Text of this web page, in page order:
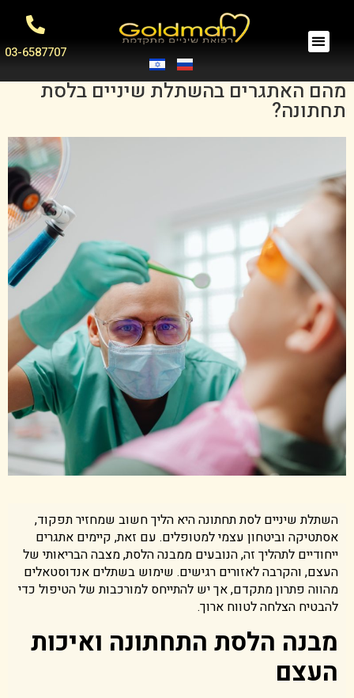
03-6587707
מהם האתגרים בהשתלת שיניים בלסת
תחתונה?
השתלת שיניים לסת תחתונה היא הליך חשוב שמחזיר תפקוד,
אסתטיקה וביטחון עצמי למטופלים. עם זאת, קיימים אתגרים
ייחודיים לתהליך זה, הנובעים ממבנה הלסת, מצבה הבריאותי של
העצם, והקרבה לאזורים רגישים. שימוש בשתלים אנדוסטאלים
מהווה פתרון מתקדם, אך יש להתייחס למורכבות של הטיפול כדי
להבטיח הצלחה לטווח ארוך.
מבנה הלסת התחתונה ואיכות
העצם